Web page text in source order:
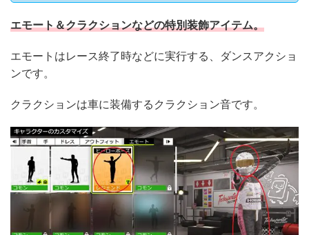
エモート＆クラクションなどの特別装飾アイテム。
エモートはレース終了時などに実行する、ダンスアクショ
ンです。
クラクションは車に装備するクラクション音です。